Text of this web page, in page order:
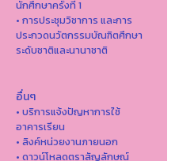
นักศึกษาครั้งที่ 1
• การประชุมวิชาการ และการ
ประกวดนวัตกรรมบัณฑิตศึกษา
ระดับชาติและนานาชาติ
อื่นๆ
• บริการแจ้งปัญหาการใ่ช้
อาคารเรียน
• ลิงค์หน่วยงานภายนอก
• ดาวน์โหลดตราสัญลักษณ์